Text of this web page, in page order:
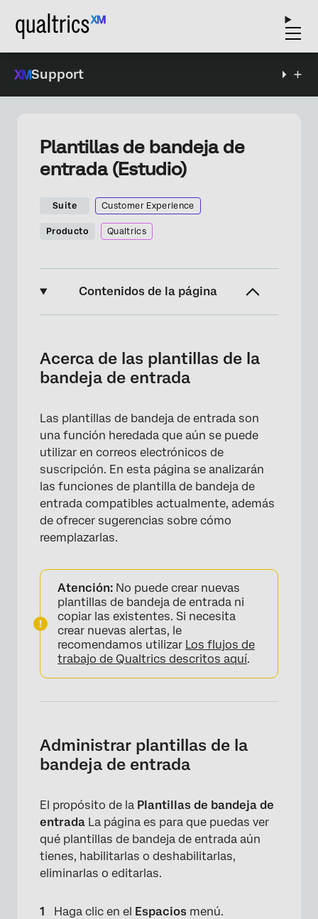
Support
Plantillas de bandeja de
entrada (Estudio)
Suite Customer Experience
Producto Qualtrics
Contenidos de la página
Administrar plantillas de la bandeja de
entrada
Uso de plantillas de bandeja de entrada en
suscripciones de correo electrónico
Reemplazo de suscripciones de correo
electrónico de plantillas de bandeja de
entrada
Acerca de las plantillas de la
bandeja de entrada
Las plantillas de bandeja de entrada son
una función heredada que aún se puede
utilizar en correos electrónicos de
suscripción. En esta página se analizarán
las funciones de plantilla de bandeja de
entrada compatibles actualmente, además
de ofrecer sugerencias sobre cómo
reemplazarlas.
Atención: No puede crear nuevas
plantillas de bandeja de entrada ni
copiar las existentes. Si necesita
crear nuevas alertas, le
recomendamos utilizar Los flujos de
trabajo de Qualtrics descritos aquí.
Administrar plantillas de la
bandeja de entrada
El propósito de la Plantillas de bandeja de
entrada La página es para que puedas ver
qué plantillas de bandeja de entrada aún
tienes, habilitarlas o deshabilitarlas,
eliminarlas o editarlas.
Haga clic en el Espacios menú.